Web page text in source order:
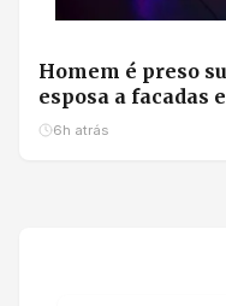
Homem é preso
esposa a facadas
6h atrás